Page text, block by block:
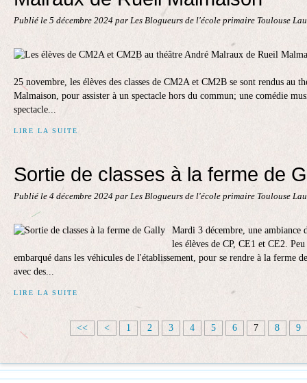
Publié le 5 décembre 2024 par Les Blogueurs de l'école primaire Toulouse
25 novembre, les élèves des classes de CM2A et CM2B se sont rendus au
Malmaison, pour assister à un spectacle hors du commun; une comédie
spectacle...
LIRE LA SUITE
Sortie de classes à la ferme de
Publié le 4 décembre 2024 par Les Blogueurs de l'école primaire Toulouse
Mardi 3 décembre, une ambiance
les élèves de CP, CE1 et CE2.
embarqué dans les véhicules de l'établissement, pour se rendre à la ferme
avec des...
LIRE LA SUITE
<< < 1 2 3 4 5 6 7 8 9